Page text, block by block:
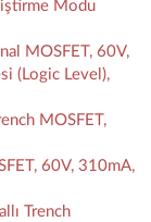
Modu
MOSFET, 60V,
(Logic Level),
MOSFET,
60V, 310mA,
Trench